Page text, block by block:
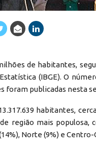
de habitantes,
(IBGE). O
foram publicadas nesta
habitantes,
região mais populosa,
Norte (9%) e Centro-